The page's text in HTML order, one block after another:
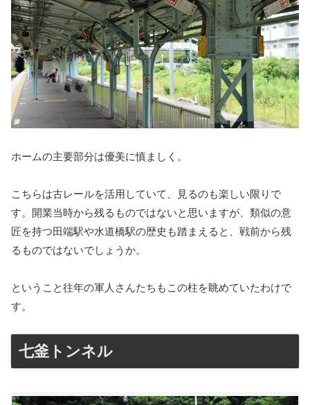
ホームの主要部分は優美に慎ましく。
こちらは古レールを活用していて、見るのも楽しい限りで
す。開業当時から残るものではないと思いますが、類似の意
匠を持つ田端駅や水道橋駅の歴史も踏まえると、戦前から残
るものではないでしょうか。
ということ往年の軍人さんたちもこの柱を眺めていたわけで
す。
七釜トンネル